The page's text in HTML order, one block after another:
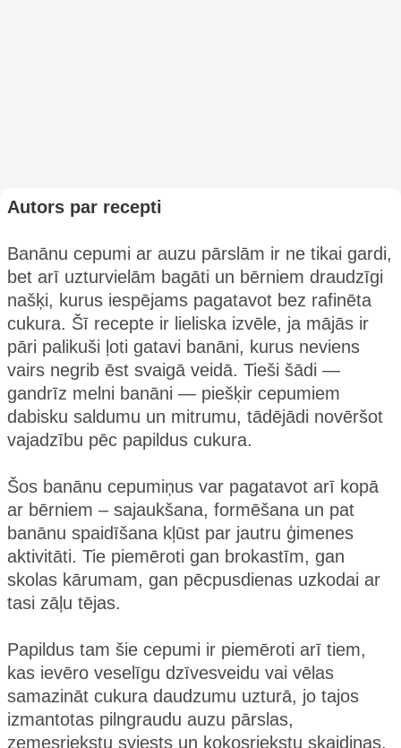
Autors par recepti
Banānu cepumi ar auzu pārslām ir ne tikai gardi,
bet arī uzturvielām bagāti un bērniem draudzīgi
našķi, kurus iespējams pagatavot bez rafinēta
cukura. Šī recepte ir lieliska izvēle, ja mājās ir
pāri palikuši ļoti gatavi banāni, kurus neviens
vairs negrib ēst svaigā veidā. Tieši šādi —
gandrīz melni banāni — piešķir cepumiem
dabisku saldumu un mitrumu, tādējādi novēršot
vajadzību pēc papildus cukura.
Šos banānu cepumiņus var pagatavot arī kopā
ar bērniem – sajaukšana, formēšana un pat
banānu spaidīšana kļūst par jautru ģimenes
aktivitāti. Tie piemēroti gan brokastīm, gan
skolas kārumam, gan pēcpusdienas uzkodai ar
tasi zāļu tējas.
Papildus tam šie cepumi ir piemēroti arī tiem,
kas ievēro veselīgu dzīvesveidu vai vēlas
samazināt cukura daudzumu uzturā, jo tajos
izmantotas pilngraudu auzu pārslas,
zemesriekstu sviests un kokosriekstu skaidiņas.